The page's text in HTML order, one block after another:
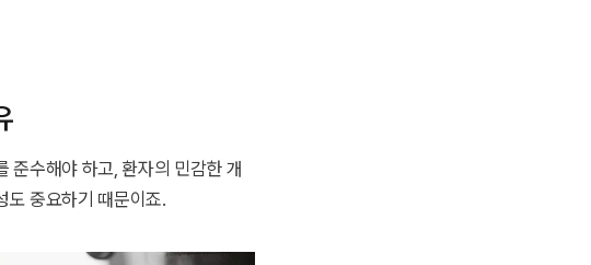
준수해야 하고, 환자의 민감한 개
도 중요하기 때문이죠.